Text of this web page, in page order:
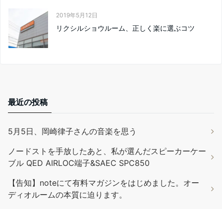
2019年5月12日
リクシルショウルーム、正しく楽に選ぶコツ
最近の投稿
5月5日、岡崎律子さんの音楽を思う
ノードストを手放したあと、私が選んだスピーカーケー
ブル QED AIRLOC端子&SAEC SPC850
【告知】noteにて有料マガジンをはじめました。オー
ディオルームの本質に迫ります。